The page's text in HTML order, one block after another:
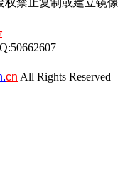
权禁止复制或建立镜像
cn All Rights Reserved